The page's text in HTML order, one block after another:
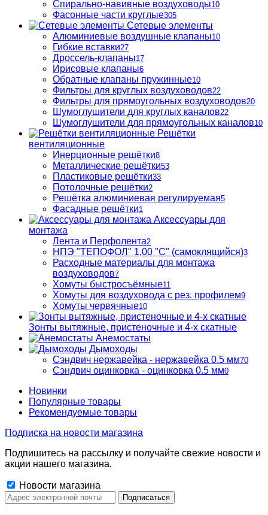
Спирально-навивные воздуховоды10
Фасонные части круглые305
Сетевые элементы
Алюминиевые воздушные клапаны10
Гибкие вставки27
Дроссель-клапаны17
Ирисовые клапаны6
Обратные клапаны пружинные10
Фильтры для круглых воздуховодов22
Фильтры для прямоугольных воздуховодов20
Шумоглушители для круглых каналов22
Шумоглушители для прямоугольных каналов10
Решётки
вентиляционные
Инерционные решётки8
Металлические решётки53
Пластиковые решётки33
Потолочные решётки2
Решётка алюминиевая регулируемая5
Фасадные решётки1
Аксессуары для
монтажа
Лента и Перфолента2
НПЭ "ТЕПОФОЛ" 1,00 "С" (самоклящийся)3
Расходные материалы для монтажа
воздуховодов7
Хомуты быстросъёмные11
Хомуты для воздуховода с рез. профилем9
Хомуты червячные10
Зонты вытяжные, пристеночные и 4-х скатные
Анемостаты
Дымоходы
Сэндвич нержавейка - нержавейка 0.5 мм70
Сэндвич оцинковка - оцинковка 0.5 мм0
Новинки
Популярные товары
Рекомендуемые товары
Подписка на новости магазина
Подпишитесь на рассылку и получайте свежие новости и
акции нашего магазина.
Новости магазина